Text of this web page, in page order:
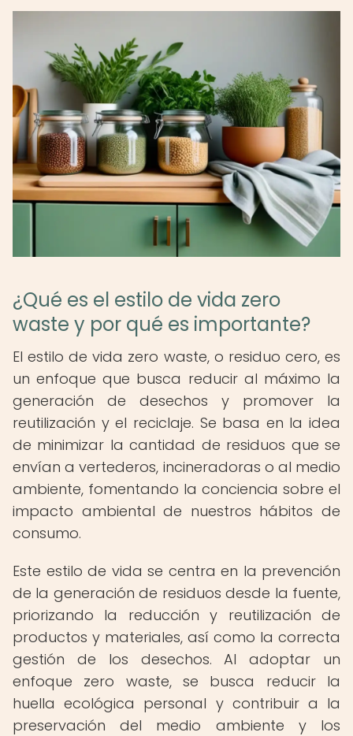
¿Qué es el estilo de vida zero
waste y por qué es importante?
El estilo de vida zero waste, o residuo cero, es
un enfoque que busca reducir al máximo la
generación de desechos y promover la
reutilización y el reciclaje. Se basa en la idea
de minimizar la cantidad de residuos que se
envían a vertederos, incineradoras o al medio
ambiente, fomentando la conciencia sobre el
impacto ambiental de nuestros hábitos de
consumo.
Este estilo de vida se centra en la prevención
de la generación de residuos desde la fuente,
priorizando la reducción y reutilización de
productos y materiales, así como la correcta
gestión de los desechos. Al adoptar un
enfoque zero waste, se busca reducir la
huella ecológica personal y contribuir a la
preservación del medio ambiente y los